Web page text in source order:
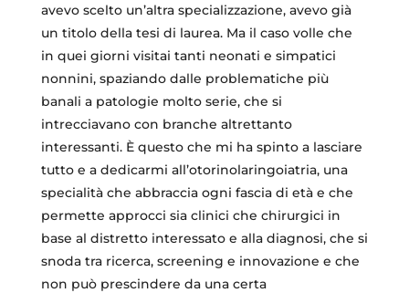
avevo scelto un’altra specializzazione, avevo già
un titolo della tesi di laurea. Ma il caso volle che
in quei giorni visitai tanti neonati e simpatici
nonnini, spaziando dalle problematiche più
banali a patologie molto serie, che si
intrecciavano con branche altrettanto
interessanti. È questo che mi ha spinto a lasciare
tutto e a dedicarmi all’otorinolaringoiatria, una
specialità che abbraccia ogni fascia di età e che
permette approcci sia clinici che chirurgici in
base al distretto interessato e alla diagnosi, che si
snoda tra ricerca, screening e innovazione e che
non può prescindere da una certa